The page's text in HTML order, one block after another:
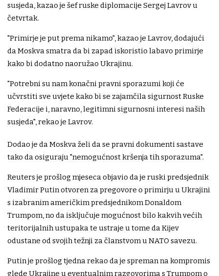
susjeda, kazao je šef ruske diplomacije Sergej Lavrov u
četvrtak.
"Primirje je put prema nikamo", kazao je Lavrov, dodajući
da Moskva smatra da bi zapad iskoristio labavo primirje
kako bi dodatno naoružao Ukrajinu.
"Potrebni su nam konačni pravni sporazumi koji će
učvrstiti sve uvjete kako bi se zajamčila sigurnost Ruske
Federacije i, naravno, legitimni sigurnosni interesi naših
susjeda", rekao je Lavrov.
Dodao je da Moskva želi da se pravni dokumenti sastave
tako da osiguraju "nemogućnost kršenja tih sporazuma".
Reuters je prošlog mjeseca objavio da je ruski predsjednik
Vladimir Putin otvoren za pregovore o primirju u Ukrajini
s izabranim američkim predsjednikom Donaldom
Trumpom, no da isključuje mogućnost bilo kakvih većih
teritorijalnih ustupaka te ustraje u tome da Kijev
odustane od svojih težnji za članstvom u NATO savezu.
Putin je prošlog tjedna rekao da je spreman na kompromis
glede Ukrajine u eventualnim razgovorima s Trumpom o